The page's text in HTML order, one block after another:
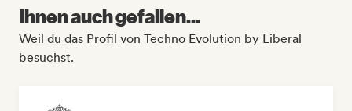
Ihnen auch gefallen...
Weil du das Profil von Techno Evolution by Liberal
besuchst.